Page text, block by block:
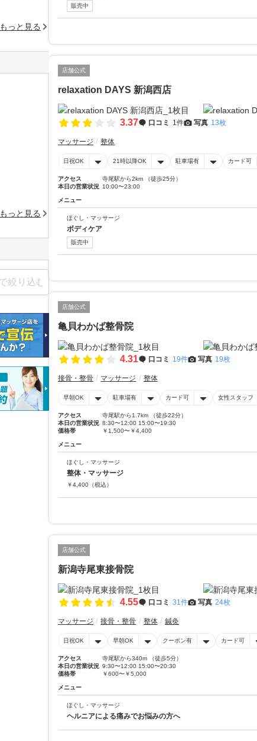
販売中
店舗公式
relaxation DAYS 新潟西店
3.37 口コミ 1件 写真 13枚
マッサージ 整体
日祝OK 21時以降OK 駐車場有 カード可
アクセス
寺尾駅から2km （徒歩25分）
本日の営業状況 10:00〜23:00
メニュー
ほぐし・マッサージ
ボディケア
販売中
店舗公式
亀貝わかば整骨院
4.31 口コミ 19件 写真 19枚
接骨・整骨 マッサージ 整体
早朝OK 駐車場有 カード可 女性スタッフ
アクセス
寺尾駅から1.7km （徒歩22分）
本日の営業状況 8:30〜12:00 15:00〜19:30
価格帯
￥1,500〜￥4,400
メニュー
ほぐし・マッサージ
整体・マッサージ
￥4,400 （税込）
店舗公式
新潟寺尾東接骨院
4.55 口コミ 31件 写真 24枚
マッサージ 接骨・整骨 整体 鍼灸
日祝OK 早朝OK クーポン有 カード可
アクセス
寺尾駅から340m （徒歩5分）
本日の営業状況 9:30〜12:00 15:00〜20:30
価格帯
￥600〜￥5,000
メニュー
ほぐし・マッサージ
ヘルニアによる痛みでお悩みの方へ
もっと見る
もっと見る